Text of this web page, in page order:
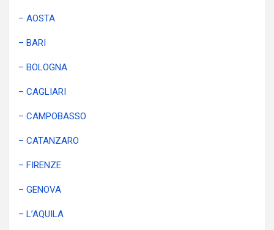
– AOSTA
– BARI
– BOLOGNA
– CAGLIARI
– CAMPOBASSO
– CATANZARO
– FIRENZE
– GENOVA
– L’AQUILA